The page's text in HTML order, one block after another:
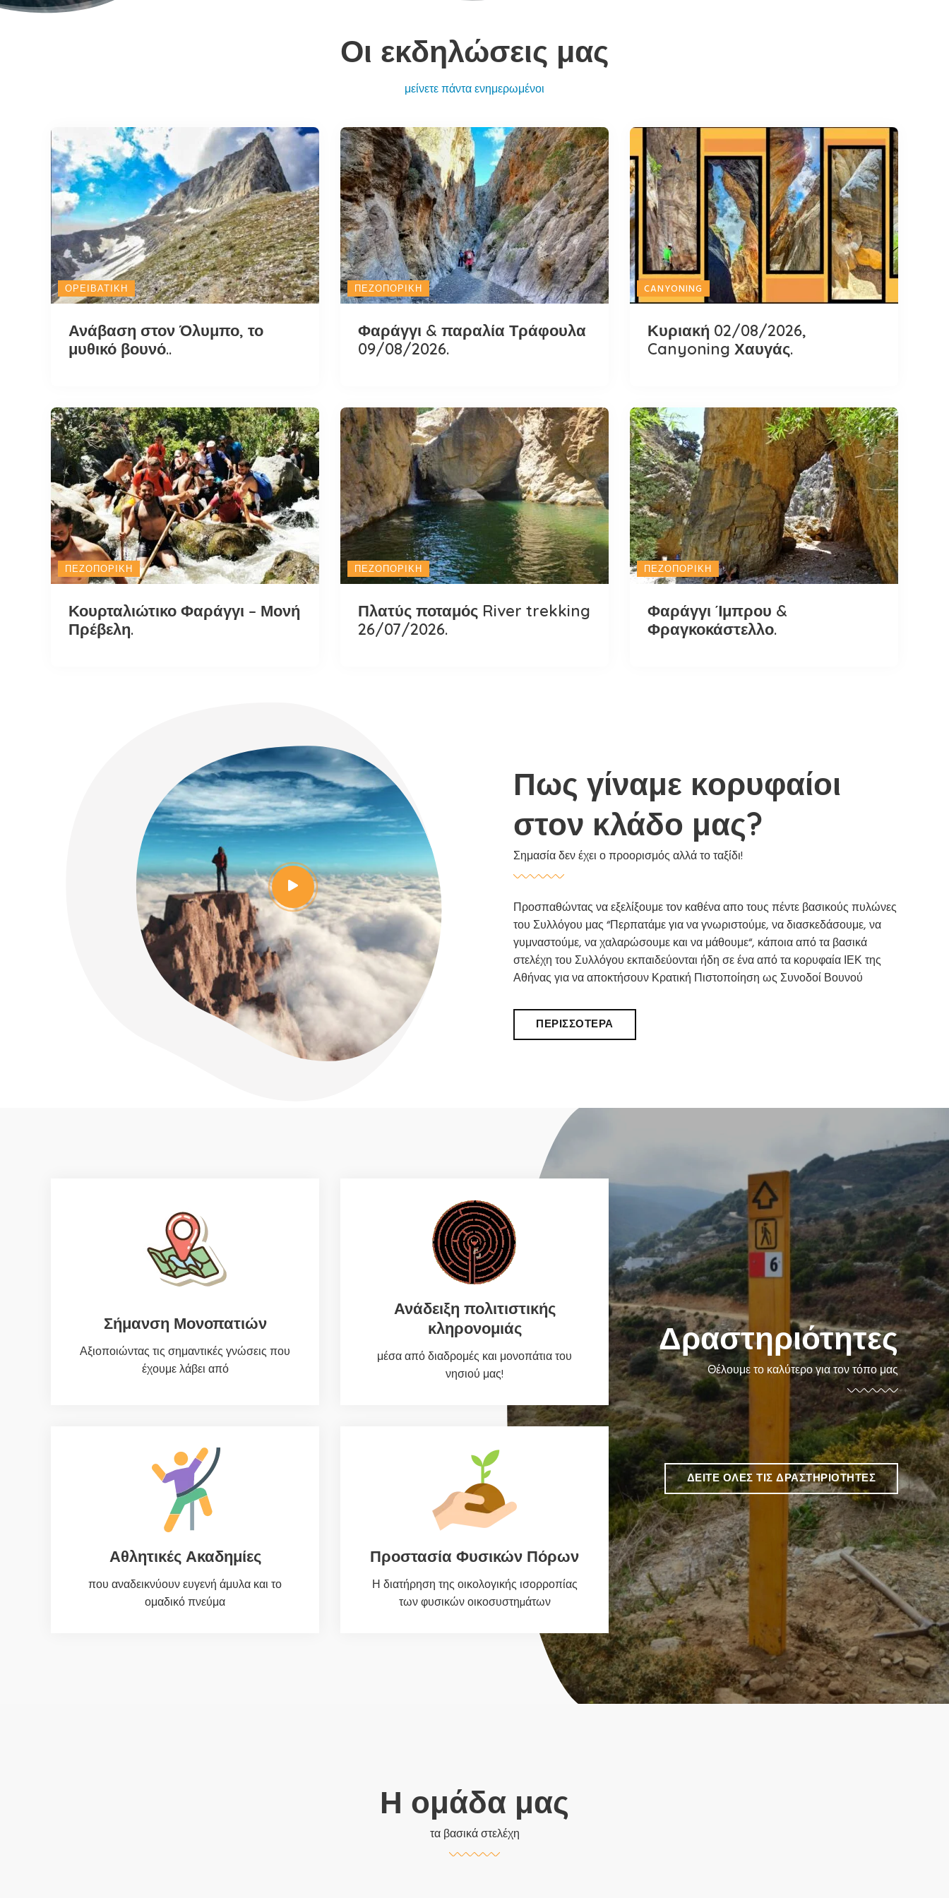
Οι εκδηλώσεις μας
μείνετε πάντα ενημερωμένοι
ΟΡΕΙΒΑΤΙΚΉ
Ανάβαση στον Όλυμπο, το
μυθικό βουνό..
ΠΕΖΟΠΟΡΙΚΉ
Φαράγγι & παραλία Τράφουλα
09/08/2026.
CANYONING
Κυριακή 02/08/2026,
Canyoning Χαυγάς.
ΠΕΖΟΠΟΡΙΚΉ
Κουρταλιώτικο Φαράγγι – Μονή
Πρέβελη.
ΠΕΖΟΠΟΡΙΚΉ
Πλατύς ποταμός River trekking
26/07/2026.
ΠΕΖΟΠΟΡΙΚΉ
Φαράγγι Ίμπρου &
Φραγκοκάστελλο.
Πως γίναμε κορυφαίοι
στον κλάδο μας?
Σημασία δεν έχει ο προορισμός αλλά το ταξίδι!
Προσπαθώντας να εξελίξουμε τον καθένα απο τους πέντε βασικούς πυλώνες
του Συλλόγου μας “Περπατάμε για να γνωριστούμε, να διασκεδάσουμε, να
γυμναστούμε, να χαλαρώσουμε και να μάθουμε“, κάποια από τα βασικά
στελέχη του Συλλόγου εκπαιδεύονται ήδη σε ένα από τα κορυφαία ΙΕΚ της
Αθήνας για να αποκτήσουν Κρατική Πιστοποίηση ως Συνοδοί Βουνού
ΠΕΡΙΣΣΌΤΕΡΑ
Δραστηριότητες
Θέλουμε το καλύτερο για τον τόπο μας
ΔΕΊΤΕ ΌΛΕΣ ΤΙΣ ΔΡΑΣΤΗΡΙΌΤΗΤΕΣ
Σήμανση Μονοπατιών
Αξιοποιώντας τις σημαντικές γνώσεις που
έχουμε λάβει από
Ανάδειξη πολιτιστικής
κληρονομιάς
μέσα από διαδρομές και μονοπάτια του
νησιού μας!
Αθλητικές Ακαδημίες
που αναδεικνύουν ευγενή άμυλα και το
ομαδικό πνεύμα
Προστασία Φυσικών Πόρων
Η διατήρηση της οικολογικής ισορροπίας
των φυσικών οικοσυστηµάτων
Η ομάδα μας
τα βασικά στελέχη